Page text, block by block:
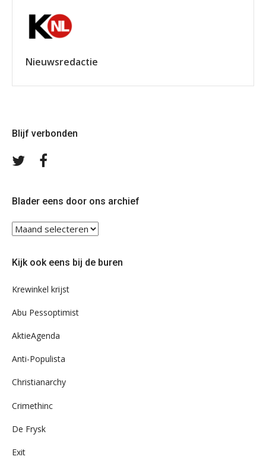
Nieuwsredactie
Blijf verbonden
Volg
Blader eens door ons archief
Blader
eens
ons
Kijk ook eens bij de buren
Krewinkel krijst
Abu Pessoptimist
AktieAgenda
Anti-Populista
Christianarchy
Crimethinc
De Frysk
Exit